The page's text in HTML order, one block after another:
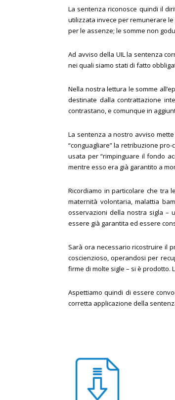
La sentenza riconosce quindi il
utilizzata invece per remunerare
per le assenze; le somme non
Ad avviso della UIL la sentenza
nei quali siamo stati di fatto
Nella nostra lettura le somme
destinate dalla contrattazione
contrastano, e comunque in
La sentenza a nostro avviso
“conguagliare” la retribuzione
usata per “rimpinguare il fondo
mentre esso era già garantito a
Ricordiamo in particolare che tra
maternità volontaria, malattia
osservazioni della nostra sigla –
essere già garantita ed essere
Sarà ora necessario ricostruire il
coscienzioso, operandosi per
firme di molte sigle – si è prodotto.
Aspettiamo quindi di essere
corretta applicazione della